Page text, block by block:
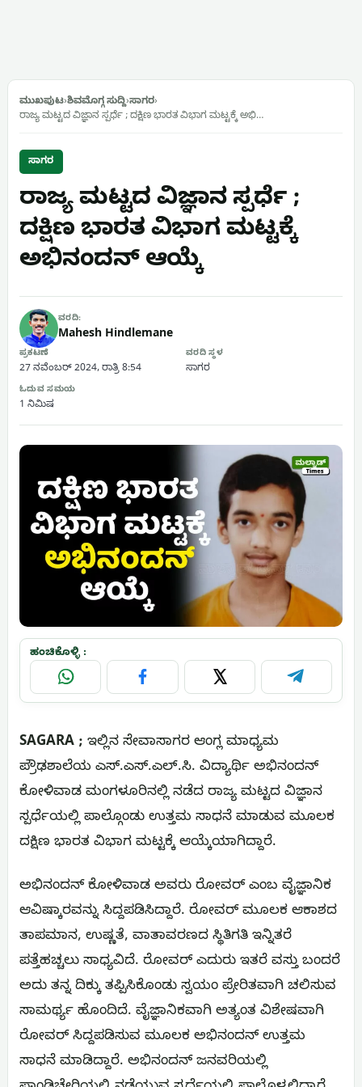
ಮುಖಪುಟ›ಶಿವಮೊಗ್ಗ ಸುದ್ದಿ›ಸಾಗರ›
ರಾಜ್ಯ ಮಟ್ಟದ ವಿಜ್ಞಾನ ಸ್ಪರ್ಧೆ ; ದಕ್ಷಿಣ ಭಾರತ ವಿಭಾಗ ಮಟ್ಟಕ್ಕೆ ಅಭಿ…
ಸಾಗರ
ರಾಜ್ಯ ಮಟ್ಟದ ವಿಜ್ಞಾನ ಸ್ಪರ್ಧೆ ;
ದಕ್ಷಿಣ ಭಾರತ ವಿಭಾಗ ಮಟ್ಟಕ್ಕೆ
ಅಭಿನಂದನ್ ಆಯ್ಕೆ
ವರದಿ:
Mahesh Hindlemane
ಪ್ರಕಟಣೆ
27 ನವೆಂಬರ್ 2024, ರಾತ್ರಿ 8:54
ವರದಿ ಸ್ಥಳ
ಸಾಗರ
ಓದುವ ಸಮಯ
1 ನಿಮಿಷ
ಹಂಚಿಕೊಳ್ಳಿ :
WhatsApp Facebook X Telegram
SAGARA ; ಇಲ್ಲಿನ ಸೇವಾಸಾಗರ ಆಂಗ್ಲ ಮಾಧ್ಯಮ
ಪ್ರೌಢಶಾಲೆಯ ಎಸ್.ಎಸ್.ಎಲ್.ಸಿ. ವಿದ್ಯಾರ್ಥಿ ಅಭಿನಂದನ್
ಕೋಳಿವಾಡ ಮಂಗಳೂರಿನಲ್ಲಿ ನಡೆದ ರಾಜ್ಯ ಮಟ್ಟದ ವಿಜ್ಞಾನ
ಸ್ಪರ್ಧೆಯಲ್ಲಿ ಪಾಲ್ಗೊಂಡು ಉತ್ತಮ ಸಾಧನೆ ಮಾಡುವ ಮೂಲಕ
ದಕ್ಷಿಣ ಭಾರತ ವಿಭಾಗ ಮಟ್ಟಕ್ಕೆ ಆಯ್ಕೆಯಾಗಿದ್ದಾರೆ.
ಅಭಿನಂದನ್ ಕೋಳಿವಾಡ ಅವರು ರೋವರ್ ಎಂಬ ವೈಜ್ಞಾನಿಕ
ಆವಿಷ್ಕಾರವನ್ನು ಸಿದ್ದಪಡಿಸಿದ್ದಾರೆ. ರೋವರ್ ಮೂಲಕ ಆಕಾಶದ
ತಾಪಮಾನ, ಉಷ್ಣತೆ, ವಾತಾವರಣದ ಸ್ಥಿತಿಗತಿ ಇನ್ನಿತರೆ
ಪತ್ತೆಹಚ್ಚಲು ಸಾಧ್ಯವಿದೆ. ರೋವರ್ ಎದುರು ಇತರೆ ವಸ್ತು ಬಂದರೆ
ಅದು ತನ್ನ ದಿಕ್ಕು ತಪ್ಪಿಸಿಕೊಂಡು ಸ್ವಯಂ ಪ್ರೇರಿತವಾಗಿ ಚಲಿಸುವ
ಸಾಮರ್ಥ್ಯ ಹೊಂದಿದೆ. ವೈಜ್ಞಾನಿಕವಾಗಿ ಅತ್ಯಂತ ವಿಶೇಷವಾಗಿ
ರೋವರ್ ಸಿದ್ದಪಡಿಸುವ ಮೂಲಕ ಅಭಿನಂದನ್ ಉತ್ತಮ
ಸಾಧನೆ ಮಾಡಿದ್ದಾರೆ. ಅಭಿನಂದನ್ ಜನವರಿಯಲ್ಲಿ